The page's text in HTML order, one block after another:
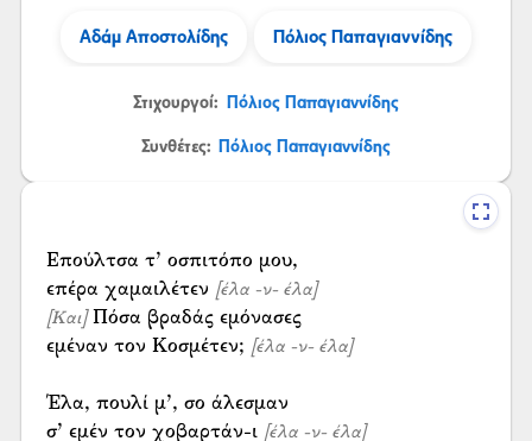
Αδάμ Αποστολίδης Πόλιος Παπαγιαννίδης
Στιχουργοί: Πόλιος Παπαγιαννίδης
Συνθέτες: Πόλιος Παπαγιαννίδης
Επούλτσα τ’ οσπιτόπο μου,
επέρα χαμαιλέτεν [έλα -ν- έλα]
[Και]Πόσα βραδάς εμόνασες
εμέναν τον Κοσμέτεν; [έλα -ν- έλα]
Έλα, πουλί μ’, σο άλεσμαν
σ’ εμέν τον χοβαρτάν-ι [έλα -ν- έλα]